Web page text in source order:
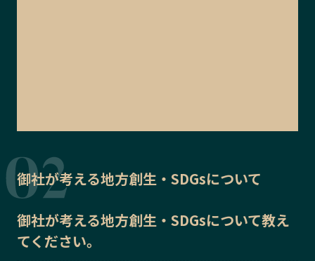
御社が考える地方創生・SDGsについて
御社が考える地方創生・SDGsについて教え
てください。